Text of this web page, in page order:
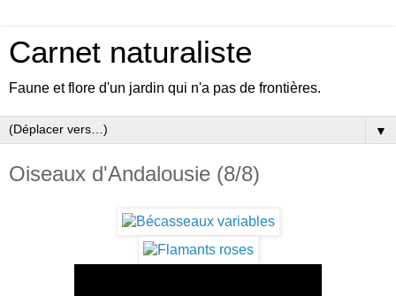
Carnet naturaliste
Faune et flore d'un jardin qui n'a pas de frontières.
▼
Oiseaux d'Andalousie (8/8)